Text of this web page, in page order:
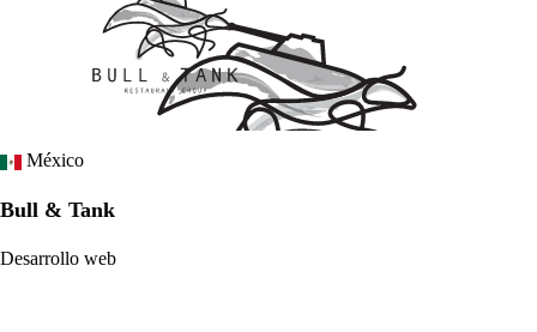
México
Bull & Tank
Desarrollo web